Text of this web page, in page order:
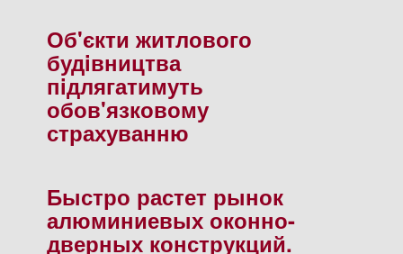
Об'єкти житлового
будiвництва
пiдлягатимуть
обов'язковому
страхуванню
Быстро растет рынок
алюминиевых оконно-
дверных конструкций.